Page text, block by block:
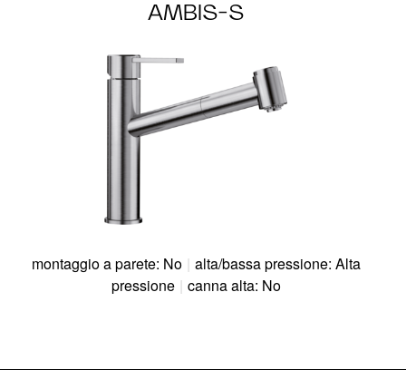
AMBIS-S
montaggio a parete: No | alta/bassa pressione: Alta
pressione | canna alta: No